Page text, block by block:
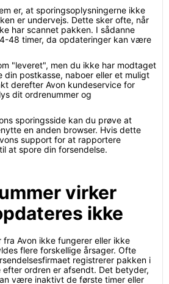
er, at sporingsoplysningerne ikke
er undervejs. Dette sker ofte, når
har scannet pakken. I sådanne
48 timer, da opdateringer kan være
"leveret", men du ikke har modtaget
postkasse, naboer eller et muligt
derefter Avon kundeservice for
dit ordrenummer og
sporingsside kan du prøve at
en anden browser. Hvis dette
support for at rapportere
at spore din forsendelse.
virker
ikke
Avon ikke fungerer eller ikke
flere forskellige årsager. Ofte
registrerer pakken i
ordren er afsendt. Det betyder,
være inaktivt de første timer eller